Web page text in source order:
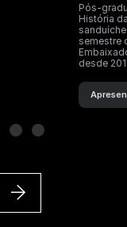
Pós-
História
semestre
desde